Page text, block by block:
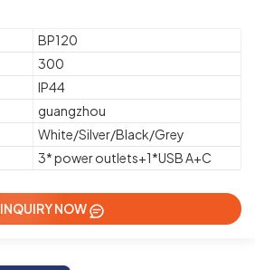
BP120
300
IP44
guangzhou
White/Silver/Black/Grey
3* power outlets+1*USB A+C
INQUIRY NOW